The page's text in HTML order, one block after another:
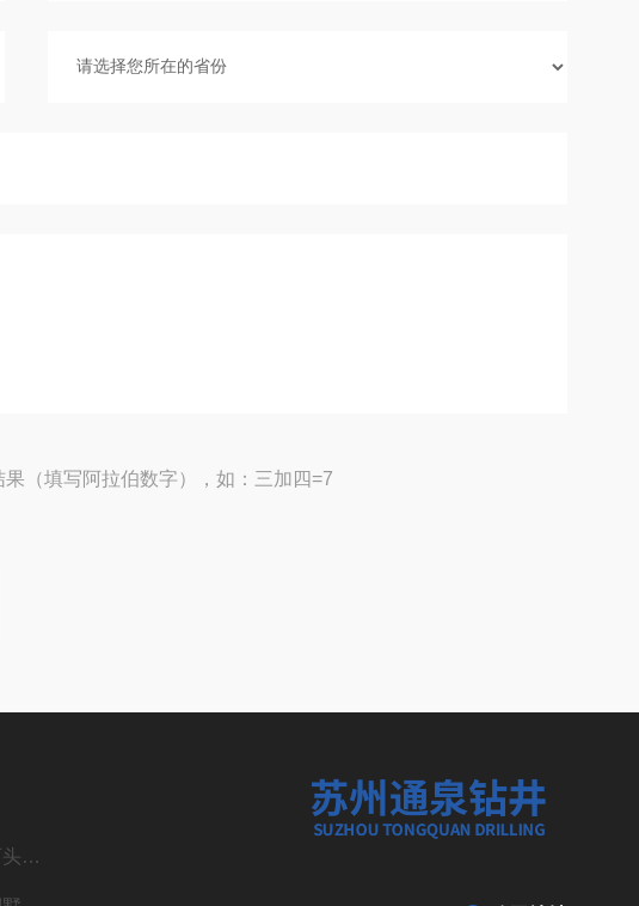
（填写阿拉伯数字），如：三加四=7
宁波打井 宁波钻石头井20年经验丰富